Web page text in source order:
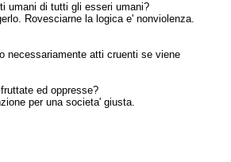
umani di tutti gli esseri umani?
Rovesciarne la logica e' nonviolenza.
necessariamente atti cruenti se viene
ed oppresse?
per una societa' giusta.